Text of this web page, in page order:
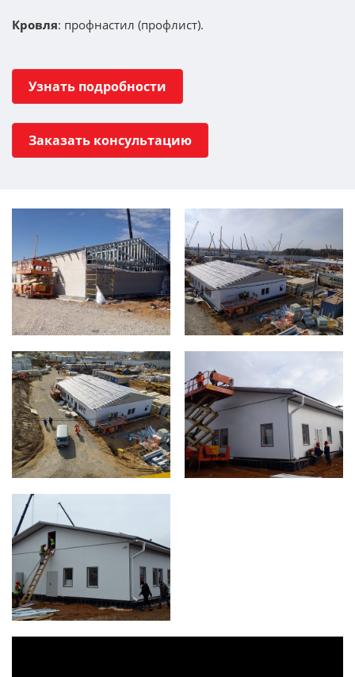
Кровля: профнастил (профлист).
Узнать подробности
Заказать консультацию